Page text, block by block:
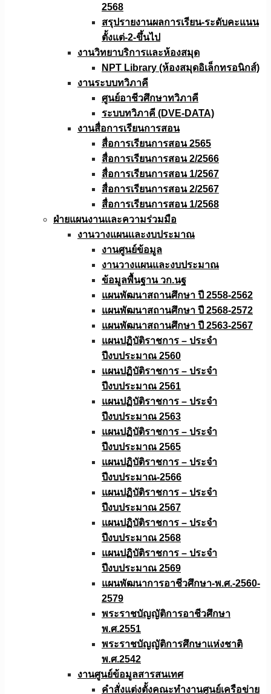
2568
สรุปรายงานผลการเรียน-ระดับคะแนน
ตั้งแต่-2-ขึ้นไป
งานวิทยาบริการเเละห้องสมุด
NPT Library (ห้องสมุดอิเล็กทรอนิกส์)
งานระบบทวิภาคี
ศูนย์อาชีวศึกษาทวิภาคี
ระบบทวิภาคี (DVE-DATA)
งานสื่อการเรียนการสอน
สื่อการเรียนการสอน 2565
สื่อการเรียนการสอน 2/2566
สื่อการเรียนการสอน 1/2567
สื่อการเรียนการสอน 2/2567
สื่อการเรียนการสอน 1/2568
ฝ่ายแผนงานเเละความร่วมมือ
งานวางแผนเเละงบประมาณ
งานศูนย์ข้อมูล
งานวางแผนและงบประมาณ
ข้อมูลพื้นฐาน วก.นฐ
แผนพัฒนาสถานศึกษา ปี 2558-2562
แผนพัฒนาสถานศึกษา ปี 2568-2572
แผนพัฒนาสถานศึกษา ปี 2563-2567
แผนปฏิบัติราชการ – ประจำ
ปีงบประมาณ 2560
แผนปฏิบัติราชการ – ประจำ
ปีงบประมาณ 2561
แผนปฏิบัติราชการ – ประจำ
ปีงบประมาณ 2563
แผนปฏิบัติราชการ – ประจำ
ปีงบประมาณ 2565
แผนปฏิบัติราชการ – ประจำ
ปีงบประมาณ-2566
แผนปฏิบัติราชการ – ประจำ
ปีงบประมาณ 2567
แผนปฏิบัติราชการ – ประจำ
ปีงบประมาณ 2568
แผนปฏิบัติราชการ – ประจำ
ปีงบประมาณ 2569
แผนพัฒนาการอาชีวศึกษา-พ.ศ.-2560-
2579
พระราชบัญญัติการอาชีวศึกษา
พ.ศ.2551
พระราชบัญญัติการศึกษาแห่งชาติ
พ.ศ.2542
งานศูนย์ข้อมูลสารสนเทศ
คำสั่งแต่งตั้งคณะทำงานศูนย์เครือข่าย